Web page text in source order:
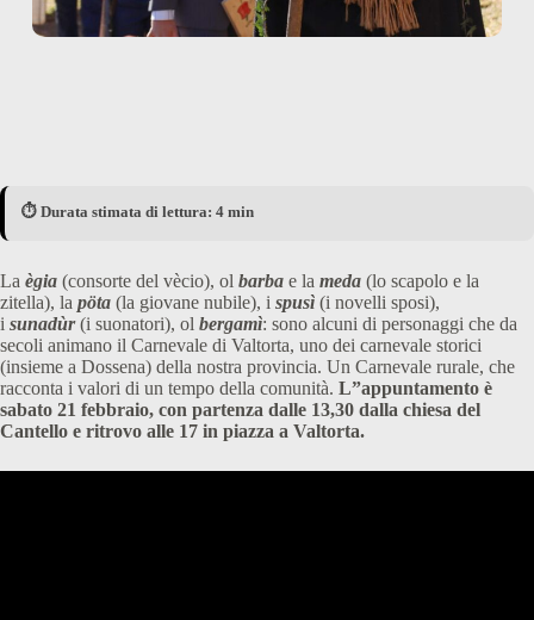
⏱️ Durata stimata di lettura: 4 min
La ègia (consorte del vècio), ol barba e la meda (lo scapolo e la
zitella), la pöta (la giovane nubile), i spusì (i novelli sposi),
i sunadùr(i suonatori), ol bergamì: sono alcuni di personaggi che da
secoli animano il Carnevale di Valtorta, uno dei carnevale storici
(insieme a Dossena) della nostra provincia. Un Carnevale rurale, che
racconta i valori di un tempo della comunità. L”appuntamento è
sabato 21 febbraio, con partenza dalle 13,30 dalla chiesa del
Cantello e ritrovo alle 17 in piazza a Valtorta.